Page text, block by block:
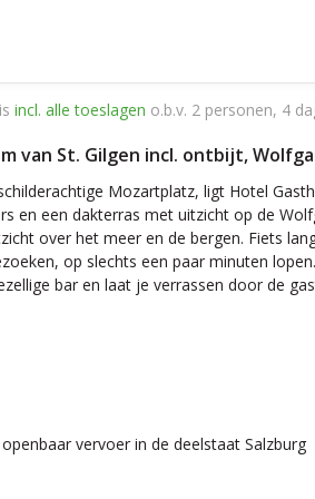
incl. alle toeslagen o.b.v. 2 personen, 4
St. Gilgen incl. ontbijt,
Mozartplatz, ligt Hotel
en een dakterras met uitzicht op de
over het meer en de bergen. Fiets
op slechts een paar minuten
bar en laat je verrassen door de
vervoer in de deelstaat Salzburg